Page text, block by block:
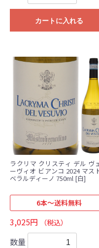
カートに入れる
ラクリマ クリスティ デル ヴ
ーヴィオ ビアンコ 2024 マス
ベラルディーノ 750ml [白]
6本～送料無料
3,025円 （税込）
数量